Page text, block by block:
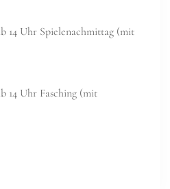
14 Uhr Spielenachmittag (mit
14 Uhr Fasching (mit